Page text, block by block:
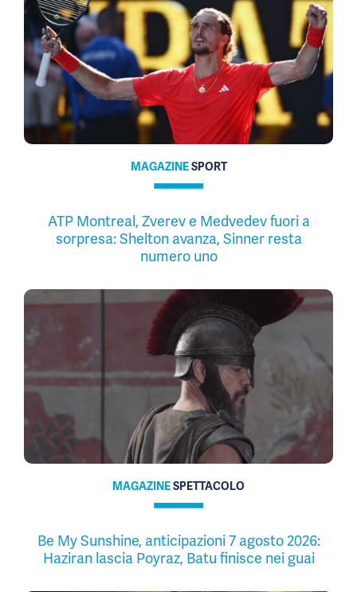
MAGAZINESPORT
ATP Montreal, Zverev e Medvedev fuori a
sorpresa: Shelton avanza, Sinner resta
numero uno
MAGAZINESPETTACOLO
Be My Sunshine, anticipazioni 7 agosto 2026:
Haziran lascia Poyraz, Batu finisce nei guai